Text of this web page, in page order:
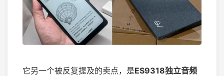
它另一个被反复提及的卖点，是ES9318独立音频